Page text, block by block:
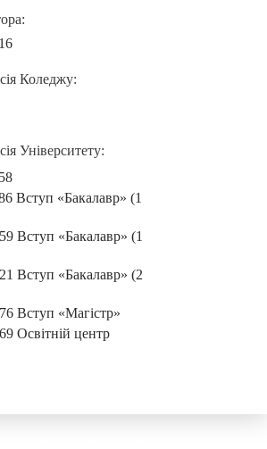
Коледжу:
Університету:
Вступ «Бакалавр» (1
Вступ «Бакалавр» (1
Вступ «Бакалавр» (2
Вступ «Магістр»
Освітній центр